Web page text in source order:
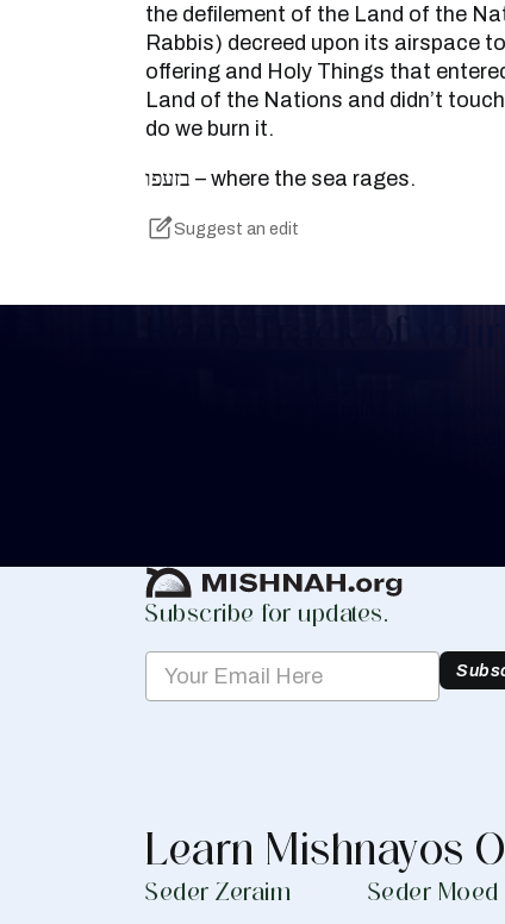
the defilement of the Land of the
Rabbis) decreed upon its airspace
offering and Holy Things that
Land of the Nations and didn’t
do we burn it.
בזעפו – where the sea rages.
Suggest an edit
Keep Track of
Subscribe for updates.
Learn Mishnayos
Seder Zeraim Seder Moed